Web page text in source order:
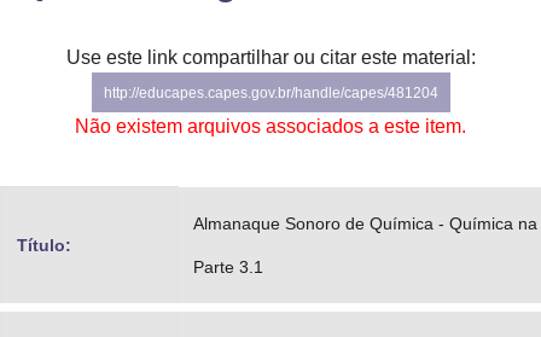
Secretaria-GeralUse este link compartilhar ou citar este material:
http://educapes.capes.gov.br/handle/capes/481204
Não existem arquivos associados a este item.
Título:
Almanaque Sonoro de Química - Química
Parte 3.1